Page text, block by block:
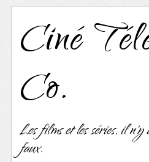
Ciné
Co.
Les films et les séries, il
faux.